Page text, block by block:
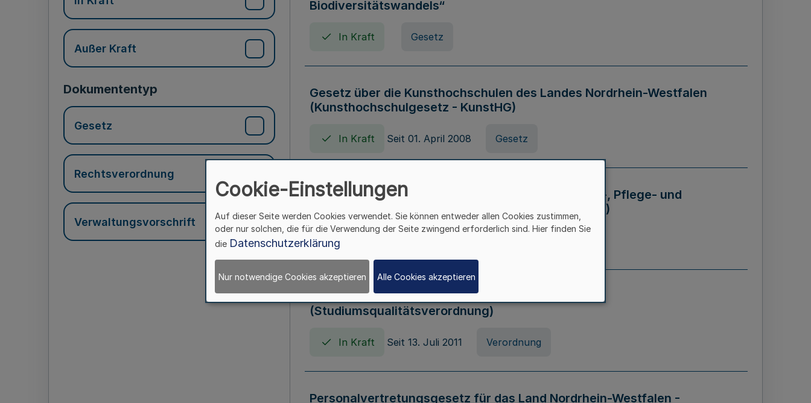
Außer Kraft
Dokumententyp
Gesetz
Rechtsverordnung
Verwaltungsvorschrift
Biodiversitätswandels“
In Kraft Gesetz
Gesetz über die Kunsthochschulen des Landes Nordrhein-Westfalen
(Kunsthochschulgesetz - KunstHG)
In Kraft Seit 01. April 2008 Gesetz
Verordnung über Beihilfen in Geburts-, Krankheits-, Pflege- und
Todesfällen (Beihilfenverordnung NRW - BVO NRW)
In Kraft
Verordnung zum Studiumsqualitätsgesetz
(Studiumsqualitätsverordnung)
In Kraft Seit 13. Juli 2011 Verordnung
Personalvertretungsgesetz für das Land Nordrhein-Westfalen -
Cookie-Einstellungen
Auf dieser Seite werden Cookies verwendet. Sie können entweder allen Cookies zustimmen,
oder nur solchen, die für die Verwendung der Seite zwingend erforderlich sind. Hier finden Sie
die Datenschutzerklärung
Nur notwendige Cookies akzeptieren Alle Cookies akzeptieren